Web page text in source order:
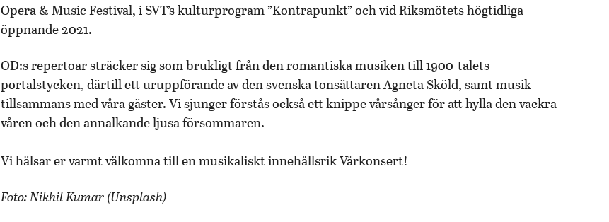
Opera & Music Festival, i SVT’s kulturprogram ”Kontrapunkt” och vid Riksmötets högtidliga
öppnande 2021.
OD:s repertoar sträcker sig som brukligt från den romantiska musiken till 1900-talets
portalstycken, därtill ett uruppförande av den svenska tonsättaren Agneta Sköld, samt musik
tillsammans med våra gäster. Vi sjunger förstås också ett knippe vårsånger för att hylla den vackra
våren och den annalkande ljusa försommaren.
Vi hälsar er varmt välkomna till en musikaliskt innehållsrik Vårkonsert!
Foto: Nikhil Kumar (Unsplash)